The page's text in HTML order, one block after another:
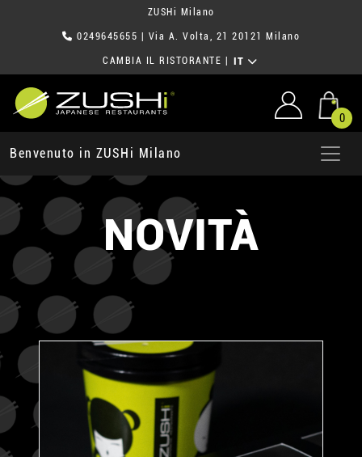
ZUSHi Milano
0249645655 | Via A. Volta, 21 20121 Milano
CAMBIA IL RISTORANTE IT
0
Benvenuto in ZUSHi Milano
NOVITÀ